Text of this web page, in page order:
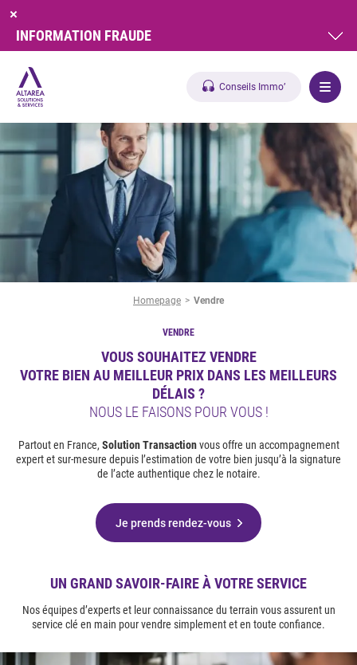
Conseils Immo’
Homepage Vendre
VENDRE
VOUS SOUHAITEZ VENDRE
VOTRE BIEN AU MEILLEUR PRIX DANS LES MEILLEURS
DÉLAIS ?
NOUS LE FAISONS POUR VOUS !
Partout en France, Solution Transactionvous offre un accompagnement
expert et sur-mesure depuis l’estimation de votre bien jusqu’à la signature
de l’acte authentique chez le notaire.
Je prends rendez-vous
UN GRAND SAVOIR-FAIRE À VOTRE SERVICE
Nos équipes d’experts et leur connaissance du terrain vous assurent un
service clé en main pour vendre simplement et en toute confiance.
INFORMATION FRAUDE